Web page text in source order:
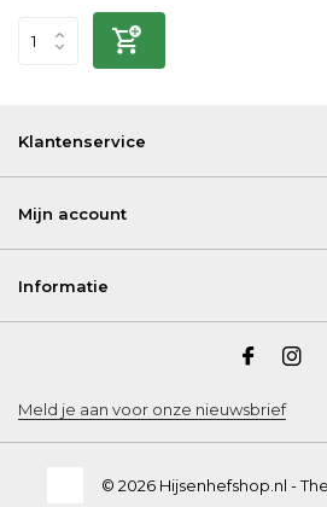
Klantenservice
Mijn account
Informatie
Meld je aan voor onze nieuwsbrief
© 2026 Hijsenhefshop.nl -